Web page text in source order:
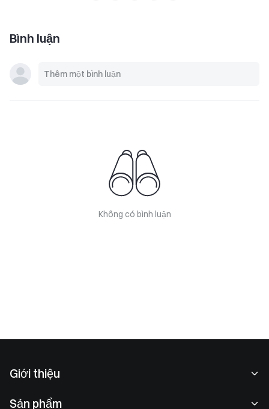
Bình luận
Không có bình luận
Giới thiệu
Sản phẩm